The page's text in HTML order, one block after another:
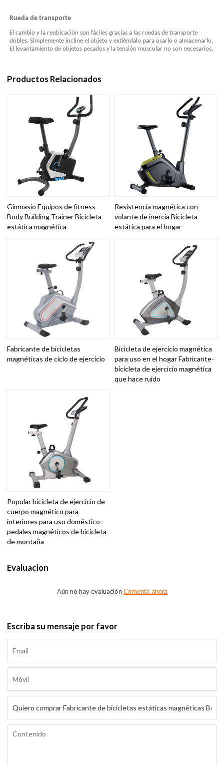
Rueda de transporte
El cambio y la reubicación son fáciles gracias a las ruedas de transporte
dobles. Simplemente incline el objeto y extiéndalo para usarlo o almacenarlo.
El levantamiento de objetos pesados y la tensión muscular no son necesarios.
Productos Relacionados
Gimnasio Equipos de fitness
Body Building Trainer Bicicleta
estática magnética
Resistencia magnética con
volante de inercia Bicicleta
estática para el hogar
Fabricante de bicicletas
magnéticas de ciclo de ejercicio
Bicicleta de ejercicio magnética
para uso en el hogar Fabricante-
bicicleta de ejercicio magnética
que hace ruido
Popular bicicleta de ejercicio de
cuerpo magnético para
interiores para uso doméstico-
pedales magnéticos de bicicleta
de montaña
Evaluacion
Aún no hay evaluación Comenta ahora
Escriba su mensaje por favor